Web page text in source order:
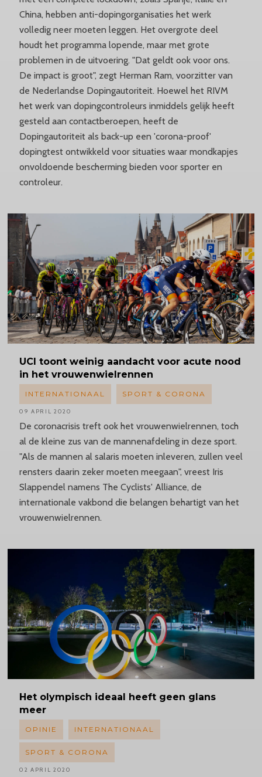
China, hebben anti-dopingorganisaties het werk
volledig neer moeten leggen. Het overgrote deel
houdt het programma lopende, maar met grote
problemen in de uitvoering. "Dat geldt ook voor ons.
De impact is groot", zegt Herman Ram, voorzitter van
de Nederlandse Dopingautoriteit. Hoewel het RIVM
het werk van dopingcontroleurs inmiddels gelijk heeft
gesteld aan contactberoepen, heeft de
Dopingautoriteit als back-up een 'corona-proof'
dopingtest ontwikkeld voor situaties waar mondkapjes
onvoldoende bescherming bieden voor sporter en
controleur.
UCI toont weinig aandacht voor acute nood
in het vrouwenwielrennen
De coronacrisis treft ook het vrouwenwielrennen, toch
al de kleine zus van de mannenafdeling in deze sport.
"Als de mannen al salaris moeten inleveren, zullen veel
rensters daarin zeker moeten meegaan", vreest Iris
Slappendel namens The Cyclists' Alliance, de
internationale vakbond die belangen behartigt van het
vrouwenwielrennen.
INTERNATIONAAL SPORT & CORONA
09 APRIL 2020
Het olympisch ideaal heeft geen glans
meer
OPINIE INTERNATIONAAL
SPORT & CORONA
02 APRIL 2020